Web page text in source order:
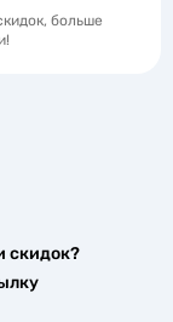
больше
скидок?